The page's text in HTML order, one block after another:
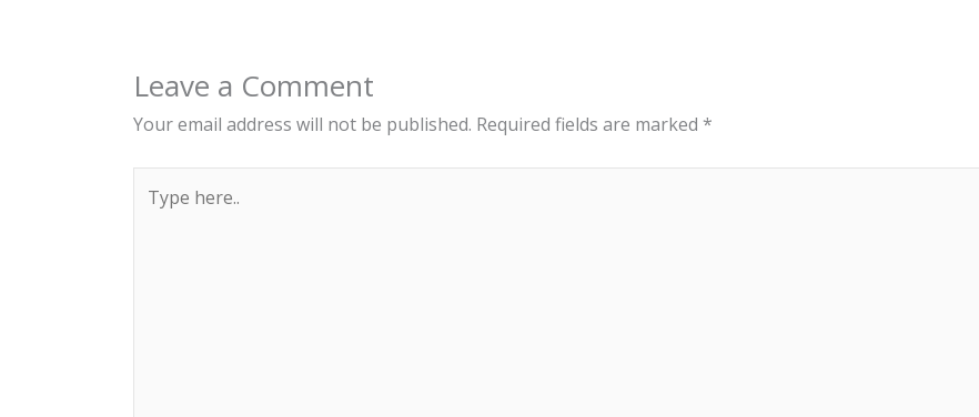
Leave a Comment
Your email address will not be published. Required fields are marked *
here..